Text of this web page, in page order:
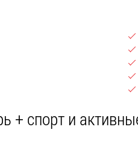
+ спорт и